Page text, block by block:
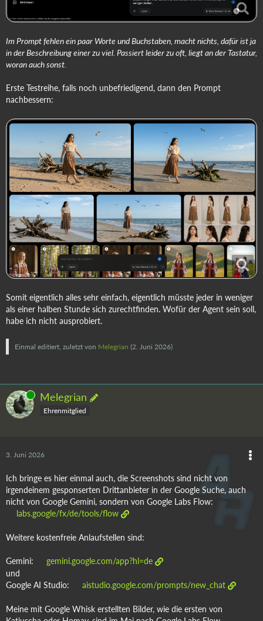
Im Prompt fehlen ein paar Worte und Buchstaben, macht nichts, dafür ist ja
in der Beschreibung einer zu viel. Passiert leider zu oft, liegt an der Tastatur,
woran auch sonst.
Erste Testreihe, falls noch unbefriedigend, dann den Prompt
nachbessern:
Somit eigentlich alles sehr einfach, eigentlich müsste jeder in weniger
als einer halben Stunde sich zurechtfinden. Wofür der Agent sein soll,
habe ich nicht ausprobiert.
Einmal editiert, zuletzt von Melegrian (2. Juni 2026)
Online Melegrian
Ehrenmitglied
3. Juni 2026
Ich bringe es hier einmal auch, die Screenshots sind nicht von
irgendeinem gesponserten Drittanbieter in der Google Suche, auch
nicht von Google Gemini, sondern von Google Labs Flow:
labs.google/fx/de/tools/flow
Weitere kostenfreie Anlaufstellen sind:
Gemini:
gemini.google.com/app?hl=de
und
Google AI Studio:
aistudio.google.com/prompts/new_chat
Meine mit Google Whisk erstellten Bilder, wie die ersten von